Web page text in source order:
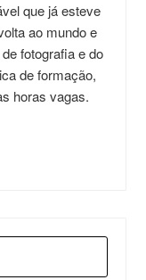
que já esteve
ao mundo e
fotografia e do
de formação,
horas vagas.